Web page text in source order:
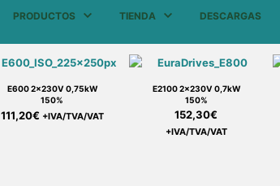
PRODUCTOS TIENDA DESCARGAS
E600 2x230V 0,75kW
150%
111,20€ +IVA/TVA/VAT
E2100 2x230V 0,7kW
150%
152,30€
+IVA/TVA/VAT